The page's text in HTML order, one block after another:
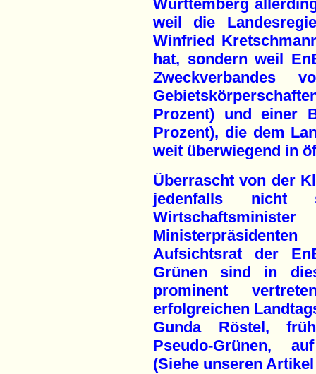
Württemberg
weil die
Winfried
hat, sondern weil
Zweckverbandes
Prozent) und einer
Prozent), die dem
weit überwiegend in
Überrascht von der
jedenfalls
Aufsichtsrat der
Grünen sind in
prominent
erfolgreichen
Gunda Röstel,
Pseudo-Grünen,
(Siehe unseren Artikel